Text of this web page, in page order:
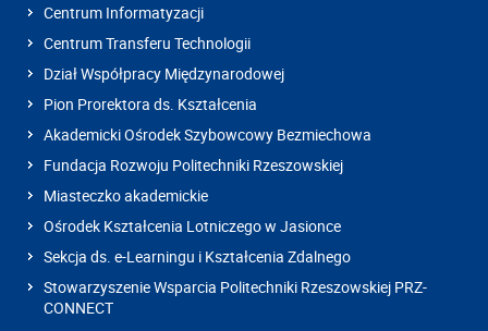
Centrum Informatyzacji
Centrum Transferu Technologii
Dział Współpracy Międzynarodowej
Pion Prorektora ds. Kształcenia
Akademicki Ośrodek Szybowcowy Bezmiechowa
Fundacja Rozwoju Politechniki Rzeszowskiej
Miasteczko akademickie
Ośrodek Kształcenia Lotniczego w Jasionce
Sekcja ds. e-Learningu i Kształcenia Zdalnego
Stowarzyszenie Wsparcia Politechniki Rzeszowskiej PRZ-
CONNECT